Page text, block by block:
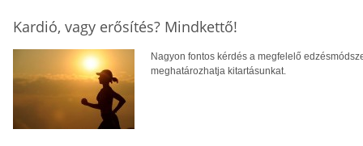
Kardió, vagy erősítés? Mindkettő!
Nagyon fontos kérdés a megfelelő
meghatározhatja kitartásunkat.